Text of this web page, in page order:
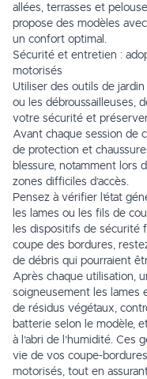
allées, terrasses et
propose des modèles
un confort optimal.
Sécurité et entretien :
motorisés
Utiliser des outils de
ou les débroussailleuses,
votre sécurité et
Avant chaque session de
de protection et
blessure, notamment lors
zones difficiles d’accès.
Pensez à vérifier l’état
les lames ou les fils de
les dispositifs de sécurité
coupe des bordures,
de débris qui pourraient
Après chaque utilisation,
soigneusement les lames
de résidus végétaux,
batterie selon le modèle,
à l’abri de l’humidité. Ces
vie de vos coupe-
motorisés, tout en